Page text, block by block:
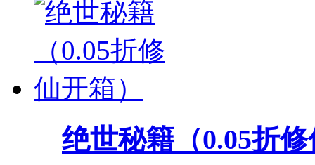
绝世秘籍（0.05折